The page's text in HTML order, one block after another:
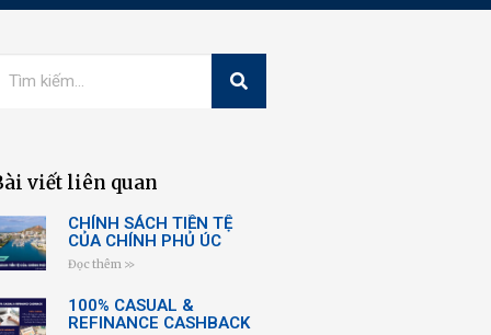
viết liên quan
CHÍNH SÁCH TIỀN TỆ
CỦA CHÍNH PHỦ ÚC
Đọc thêm >>
100% CASUAL &
REFINANCE CASHBACK